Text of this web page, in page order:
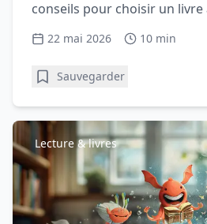
conseils pour choisir un livre
22 mai 2026 10 min
Sauvegarder
Lecture & livres